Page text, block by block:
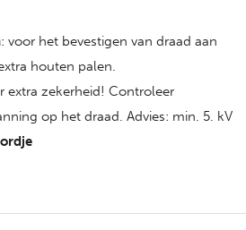
: voor het bevestigen van draad aan
houten palen.
extra zekerheid! Controleer
op het draad. Advies: min. 5. kV